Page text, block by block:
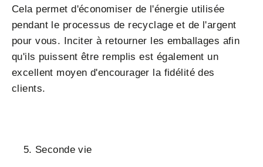
Cela permet d'économiser de l'énergie utilisée
pendant le processus de recyclage et de l'argent
pour vous. Inciter à retourner les emballages afin
qu'ils puissent être remplis est également un
excellent moyen d'encourager la fidélité des
clients.
Seconde vie